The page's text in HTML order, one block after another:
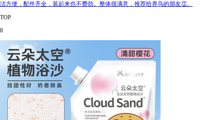
洁方便，配件齐全，装起来也不费劲。整体很满意，推荐给养鸟的朋友👏。
TOP
8